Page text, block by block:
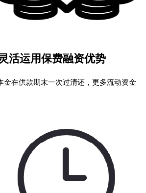
活运用保费融资优势
金在供款期末一次过清还，更多流动资金